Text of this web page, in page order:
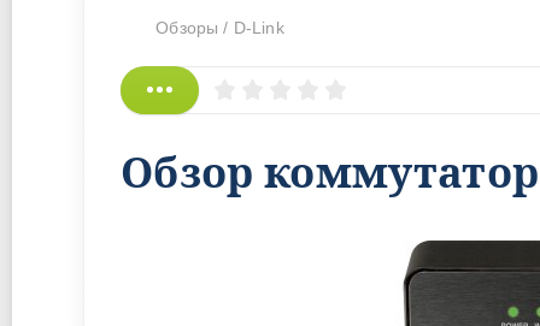
Обзоры / D-Link
Обзор